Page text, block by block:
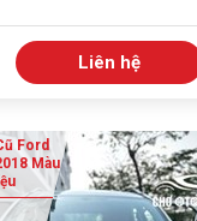
Liên hệ
Ford
Màu